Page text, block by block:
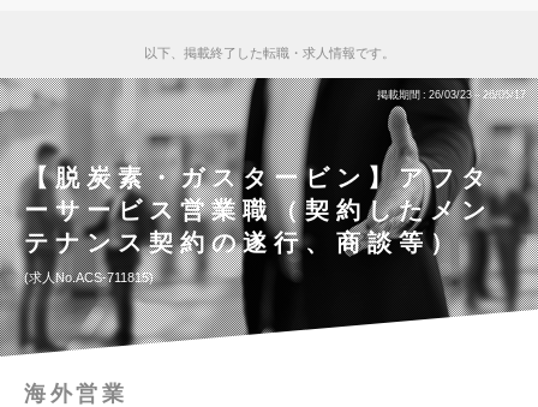
以下、掲載終了した転職・求人情報です。
掲載期間 26/03/23～26/05/17
【脱炭素・ガスタービン】アフタ
ーサービス営業職（契約したメン
テナンス契約の遂行、商談等）
求人No.ACS-711815
海外営業